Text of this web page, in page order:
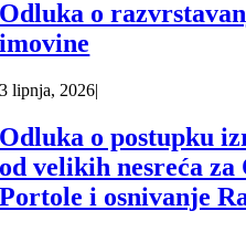
Odluka o
imovine
3 lipnja, 2026|
Odluka o postupku
od velikih nesreća
Portole i osnivanje